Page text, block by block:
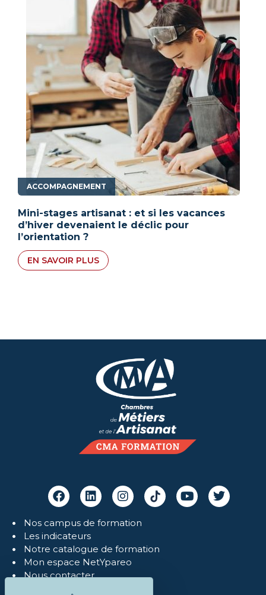
ACCOMPAGNEMENT
Mini-stages artisanat : et si les vacances
d’hiver devenaient le déclic pour
l’orientation ?
EN SAVOIR PLUS
Nos campus de formation
Les indicateurs
Notre catalogue de formation
Mon espace NetYpareo
Nous contacter